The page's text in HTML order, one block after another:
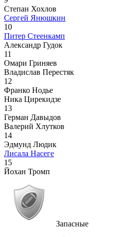
Степан Хохлов
Сергей Янюшкин
10
Питер Стеенкамп
Александр Гудок
11
Омари Гриняев
Владислав Перестяк
12
Франко Нодье
Ника Цирекидзе
13
Герман Давыдов
Валерий Хлутков
14
Эдмунд Людик
Лисала Насеге
15
Йохан Тромп
Запасные